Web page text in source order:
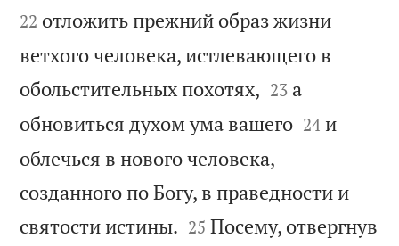
22 отложить прежний образ жизни
ветхого человека, истлевающего в
обольстительных похотях, 

23 а
обновиться духом ума вашего
24 и
облечься в нового человека,
созданного по Богу, в праведности и
святости истины. 

25 Посему, отвергнув